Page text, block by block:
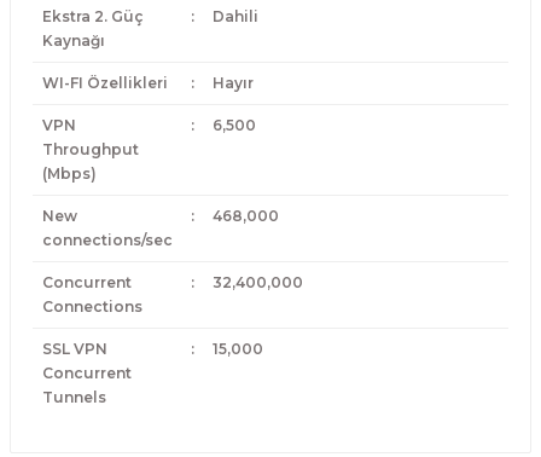
Ekstra 2. Güç
Kaynağı
: Dahili
WI-FI Özellikleri : Hayır
VPN
Throughput
(Mbps)
: 6,500
New
connections/sec
: 468,000
Concurrent
Connections
: 32,400,000
SSL VPN
Concurrent
Tunnels
: 15,000